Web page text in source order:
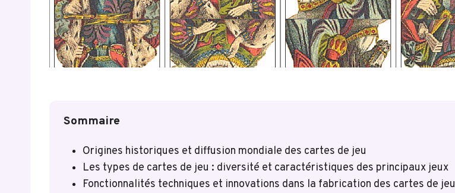
Sommaire
Origines historiques et diffusion mondiale des cartes de jeu
Les types de cartes de jeu : diversité et caractéristiques des principaux jeux
Fonctionnalités techniques et innovations dans la fabrication des cartes de jeu